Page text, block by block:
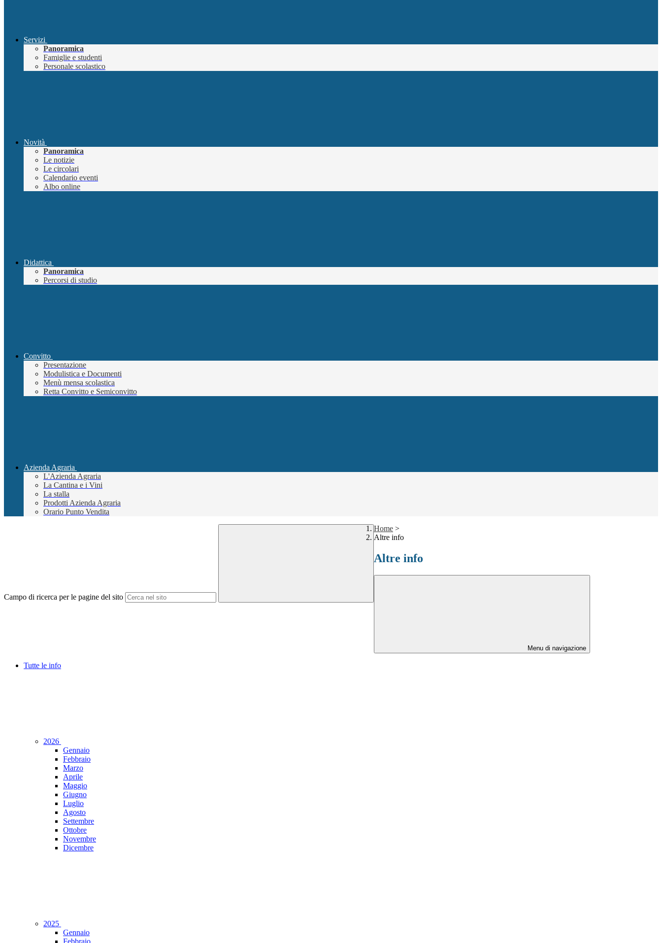
Servizi
Panoramica
Famiglie e studenti
Personale scolastico
Novità
Panoramica
Le notizie
Le circolari
Calendario eventi
Albo online
Didattica
Panoramica
Percorsi di studio
Convitto
Presentazione
Modulistica e Documenti
Menù mensa scolastica
Retta Convitto e Semiconvitto
Azienda Agraria
L'Azienda Agraria
La Cantina e i Vini
La stalla
Prodotti Azienda Agraria
Orario Punto Vendita
Campo di ricerca per le pagine del sito
Home >
Altre info
Altre info
Menu di navigazione
Tutte le info
2026
Gennaio
Febbraio
Marzo
Aprile
Maggio
Giugno
Luglio
Agosto
Settembre
Ottobre
Novembre
Dicembre
2025
Gennaio